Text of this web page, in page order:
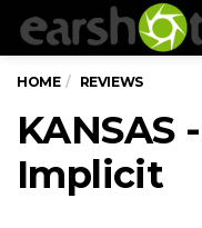
HOME REVIEWS
KANSAS
Implicit